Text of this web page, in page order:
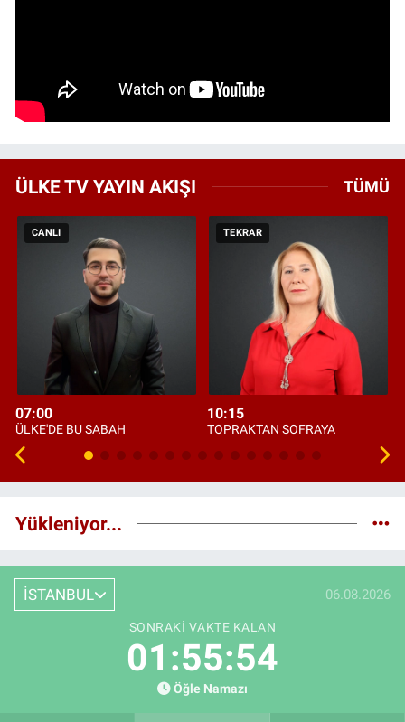
ÜLKE TV YAYIN AKIŞI TÜMÜ
CANLI
07:00
ÜLKE'DE BU SABAH
TEKRAR
10:15
TOPRAKTAN SOFRAYA
Yükleniyor...
İSTANBUL 06.08.2026
SONRAKI VAKTE KALAN
01:55:53
Öğle Namazı